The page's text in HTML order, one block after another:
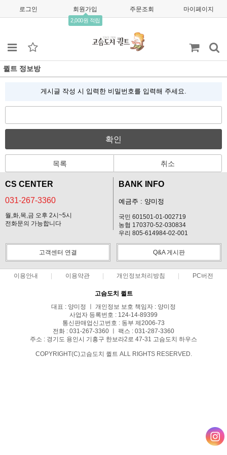
로그인 회원가입
2,000원 적립
주문조회 마이페이지
퀼트 정보방
게시글 작성 시 입력한 비밀번호를 입력해 주세요.
확인
목록 취소
CS CENTER
031-267-3360
월,화,목,금 오후 2시~5시
전화문의 가능합니다
BANK INFO
예금주 : 양미정
국민 601501-01-002719
농협 170370-52-030834
우리 805-614984-02-001
고객센터 연결 Q&A 게시판
이용안내 이용약관 개인정보처리방침 PC버전
고슴도치 퀼트
대표 : 양미정 ㅣ 개인정보 보호 책임자 : 양미정
사업자 등록번호 : 124-14-89399
통신판매업신고번호 : 동부 제2006-73
전화 : 031-267-3360 ㅣ 팩스 : 031-287-3360
주소 : 경기도 용인시 기흥구 한보라2로 47-31 고슴도치 하우스
COPYRIGHT(C)고슴도치 퀼트 ALL RIGHTS RESERVED.